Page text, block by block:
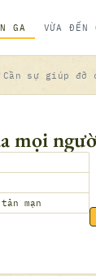
GA VỪA ĐẾN
Cần sự giúp đỡ
mọi
mạn